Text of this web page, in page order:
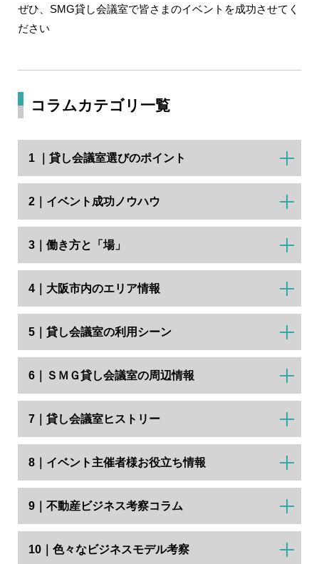
ぜひ、SMG貸し会議室で皆さまのイベントを成功させてく
ださい
コラムカテゴリ一覧
1 ｜貸し会議室選びのポイント
2｜イベント成功ノウハウ
3｜働き方と「場」
4｜大阪市内のエリア情報
5｜貸し会議室の利用シーン
6｜ＳＭＧ貸し会議室の周辺情報
7｜貸し会議室ヒストリー
8｜イベント主催者様お役立ち情報
9｜不動産ビジネス考察コラム
10｜色々なビジネスモデル考察